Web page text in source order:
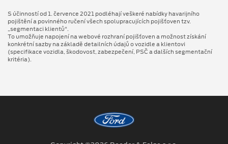
S účinností od 1. července 2021 podléhají veškeré nabídky havarijního
pojištění a povinného ručení všech spolupracujících pojišťoven tzv.
„segmentaci klientů“.
To umožňuje napojení na webové rozhraní pojišťoven a možnost získání
konkrétní sazby na základě detailních údajů o vozidle a klientovi
(specifikace vozidla, škodovost, zabezpečení, PSČ a dalších segmentační
kritéria).